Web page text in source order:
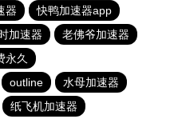
器
快鸭加速器app
加速器
老佛爷加速器
永久
outline
水母加速器
纸飞机加速器